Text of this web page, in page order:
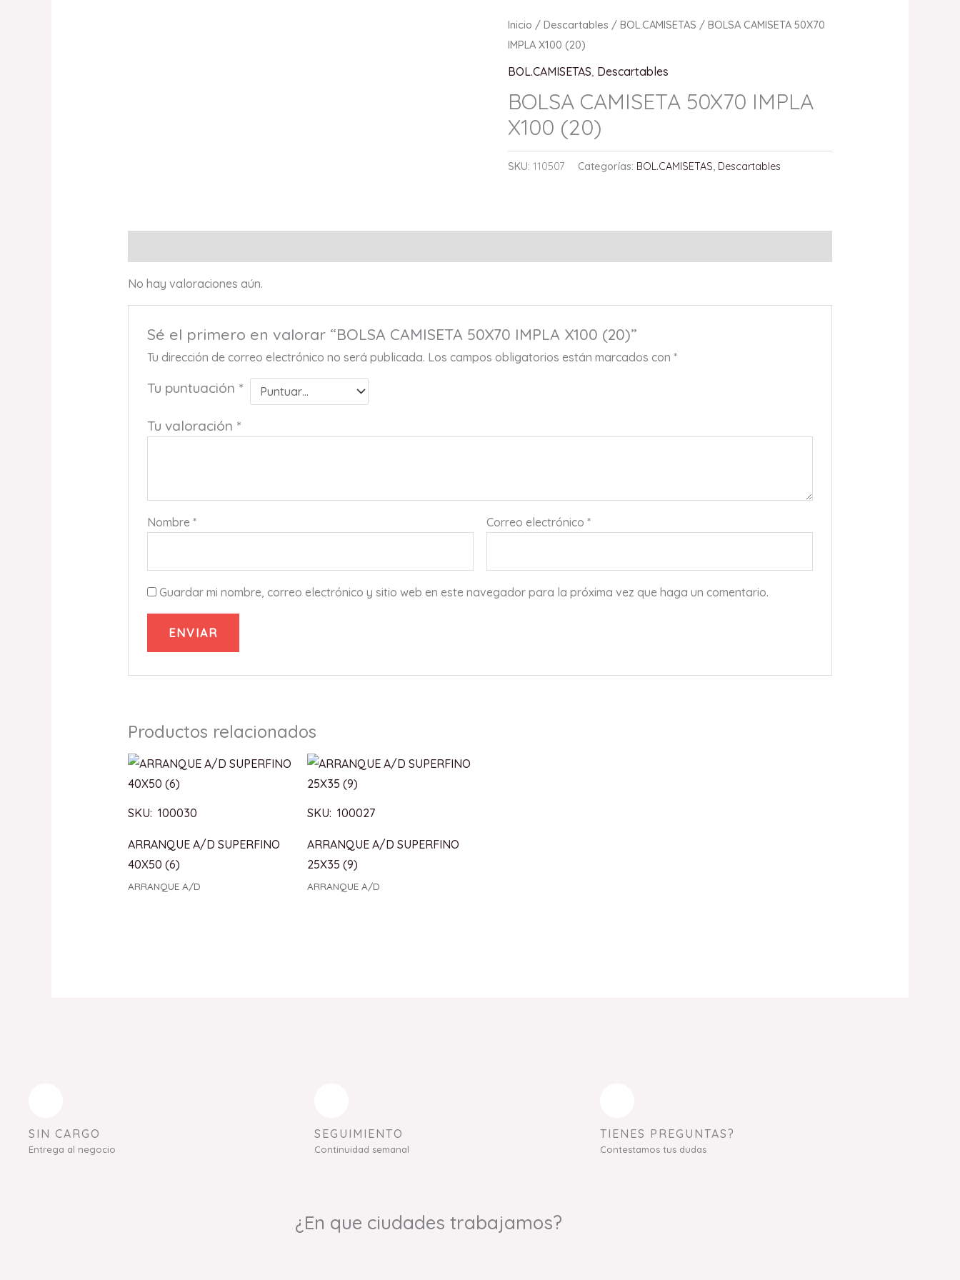
Inicio /Descartables /BOL.CAMISETAS / BOLSA CAMISETA 50X70
IMPLA X100 (20)
BOL.CAMISETAS, Descartables
BOLSA CAMISETA 50X70 IMPLA
X100 (20)
SKU:110507 Categorías: BOL.CAMISETAS, Descartables
No hay valoraciones aún.
Sé el primero en valorar “BOLSA CAMISETA 50X70 IMPLA X100 (20)”
Tu dirección de correo electrónico no será publicada. Los campos obligatorios están marcados con*
Tu puntuación *
Tu valoración *
Nombre* Correo electrónico*
Guardar mi nombre, correo electrónico y sitio web en este navegador para la próxima vez que haga un comentario.
Productos relacionados
SKU: 100030
ARRANQUE A/D SUPERFINO
40X50 (6)
ARRANQUE A/D
SKU: 100027
ARRANQUE A/D SUPERFINO
25X35 (9)
ARRANQUE A/D
SIN CARGO
Entrega al negocio
SEGUIMIENTO
Continuidad semanal
TIENES PREGUNTAS?
Contestamos tus dudas
¿En que ciudades trabajamos?